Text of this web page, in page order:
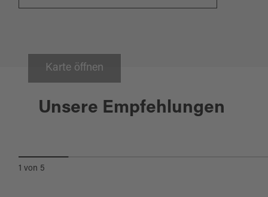
Karte öffnen
Unsere Empfehlungen
Moosbach
AUF UND AB DURCHS
1 von 5